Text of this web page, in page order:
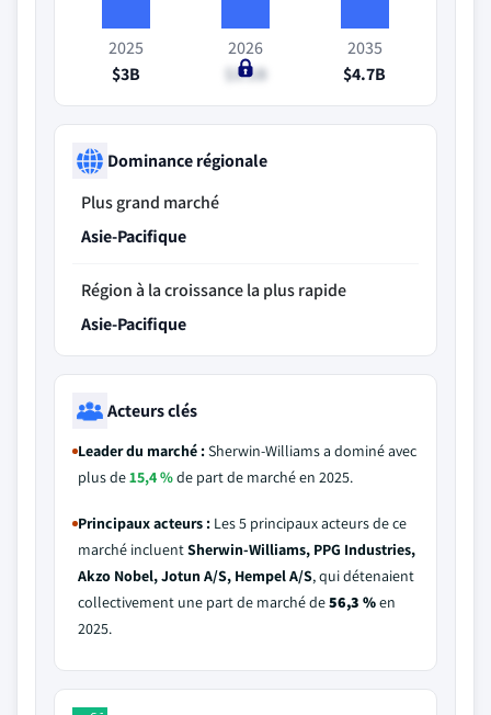
2025
$3B
2026
$3.1B
2035
$4.7B
Dominance régionale
Plus grand marché
Asie-Pacifique
Région à la croissance la plus rapide
Asie-Pacifique
Acteurs clés
Leader du marché :Sherwin-Williams a dominé avec
plus de15,4 %de part de marché en 2025.
Principaux acteurs : Les 5 principaux acteurs de ce
marché incluentSherwin-Williams, PPG Industries,
Akzo Nobel, Jotun A/S, Hempel A/S, qui détenaient
collectivement une part de marché de56,3 %en
2025.